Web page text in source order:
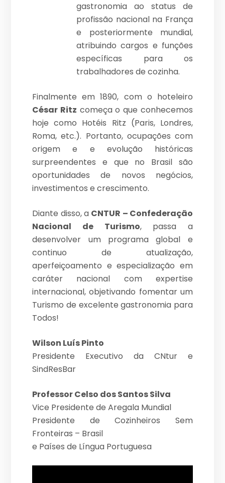
gastronomia ao status de
profissão nacional na França
e posteriormente mundial,
atribuindo cargos e funções
específicas para os
trabalhadores de cozinha.
Finalmente em 1890, com o hoteleiro
César Ritz começa o que conhecemos
hoje como Hotéis Ritz (Paris, Londres,
Roma, etc.). Portanto, ocupações com
origem e e evolução históricas
surpreendentes e que no Brasil são
oportunidades de novos negócios,
investimentos e crescimento.
Diante disso, a CNTUR – Confederação
Nacional de Turismo, passa a
desenvolver um programa global e
continuo de atualização,
aperfeiçoamento e especialização em
caráter nacional com expertise
internacional, objetivando fomentar um
Turismo de excelente gastronomia para
Todos!
Wilson Luís Pinto
Presidente Executivo da CNtur e
SindResBar
Professor Celso dos Santos Silva
Vice Presidente de Aregala Mundial
Presidente de Cozinheiros Sem
Fronteiras – Brasil
e Países de Língua Portuguesa